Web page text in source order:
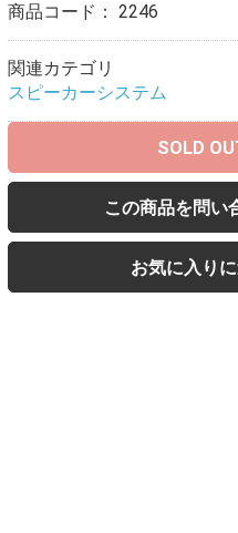
商品コード： 2246
関連カテゴリ
スピーカーシステム
SOLD
この商品を問い
お気に入り